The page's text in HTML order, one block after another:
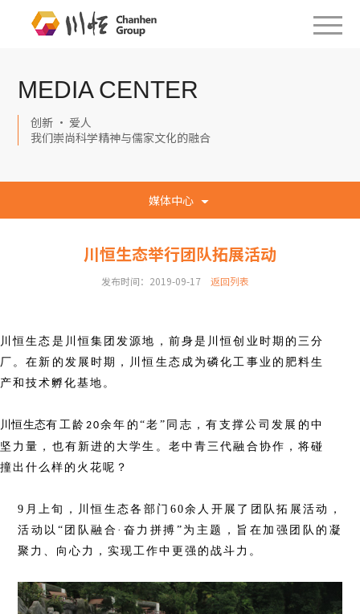
MEDIA CENTER
创新 · 爱人
我们崇尚科学精神与儒家文化的融合
媒体中心
川恒生态举行团队拓展活动
发布时间：2019-09-17 返回列表
川恒生态是川恒集团发源地，前身是川恒创业时期的三分
厂。在新的发展时期，川恒生态成为磷化工事业的肥料生
产和技术孵化基地。
川恒生态有工龄 20余年的“老”同志，有支撑公司发展的中
坚力量，也有新进的大学生。老中青三代融合协作，将碰
撞出什么样的火花呢？
9月上旬，川恒生态各部门60余人开展了团队拓展活动，
活动以“团队融合·奋力拼搏”为主题，旨在加强团队的凝
聚力、向心力，实现工作中更强的战斗力。